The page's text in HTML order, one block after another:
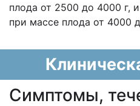
плода от 2500 до 4000 г,
при массе плода от 4000
Cимптомы,